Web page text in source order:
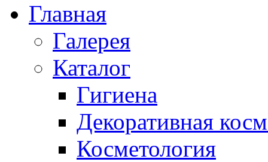
Главная
Галерея
Каталог
Гигиена
Декоративная
Косметология